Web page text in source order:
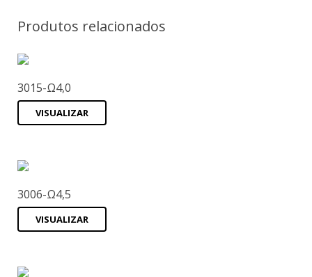
Produtos relacionados
3015-Ω4,0
VISUALIZAR
3006-Ω4,5
VISUALIZAR